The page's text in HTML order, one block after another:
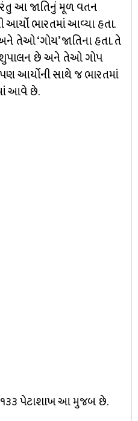
આ જાતિનું મૂળ વતન
ભારતમાં આવ્યા હતા.
તેઓ ‘ગોય’ જાતિના હતા. તે
પશુપાલન છે અને તેઓ ગોપ
આર્યોની સાથે જ ભારતમાં
આવે છે.
૧૩૩ પેટાશાખ આ મુજબ છે.